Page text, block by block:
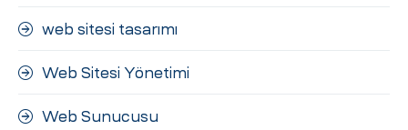
web sitesi tasarımı
Web Sitesi Yönetimi
Web Sunucusu